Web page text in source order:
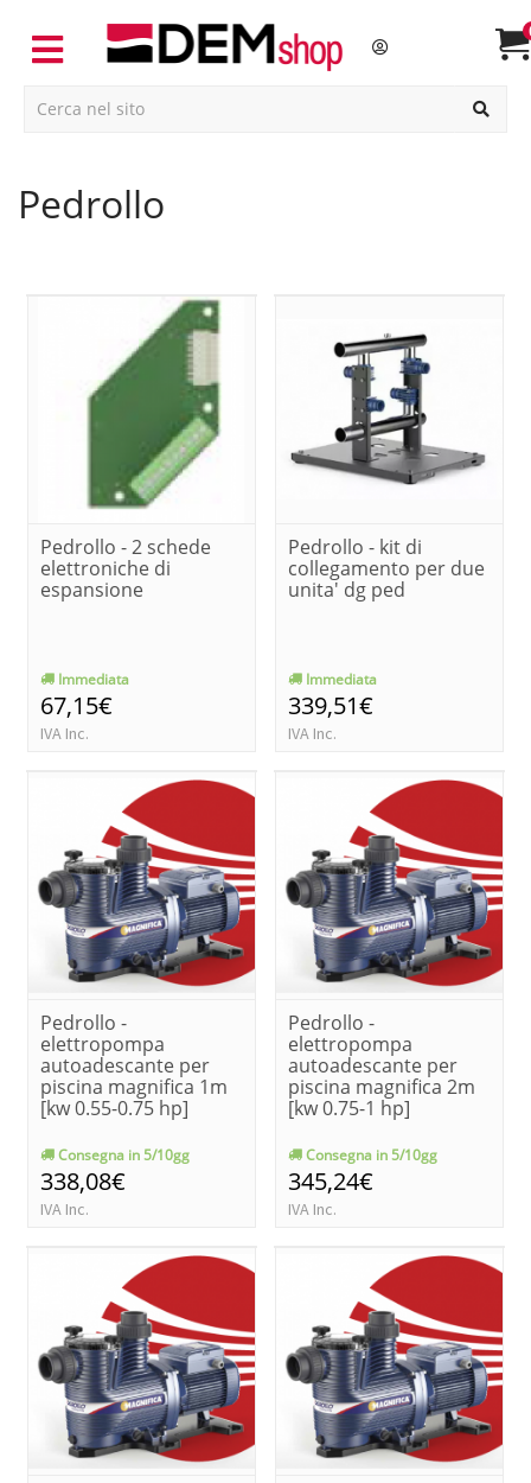
pedrollo
Pedrollo - 2 schede
elettroniche di
espansione
Immediata
67,15€
IVA Inc.
Pedrollo - kit di
collegamento per due
unita' dg ped
Immediata
339,51€
IVA Inc.
Pedrollo -
elettropompa
autoadescante per
piscina magnifica 1m
[kw 0.55-0.75 hp]
Consegna in 5/10gg
338,08€
IVA Inc.
Pedrollo -
elettropompa
autoadescante per
piscina magnifica 2m
[kw 0.75-1 hp]
Consegna in 5/10gg
345,24€
IVA Inc.